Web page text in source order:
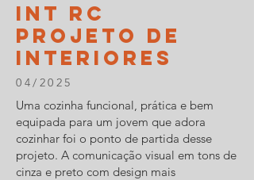
INT rc
PROJETO DE
INTERIORES
04/2025
Uma cozinha funcional, prática e bem
equipada para um jovem que adora
cozinhar foi o ponto de partida desse
projeto. A comunicação visual em tons de
cinza e preto com design mais